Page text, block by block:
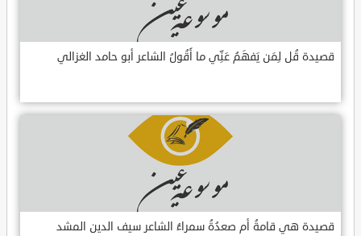
قصيدة قُل لِمَن يَفهَمُ عَنِّي ما أَقُولُ الشاعر أبو حامد الغزالي
قصيدة هي قامةُ أم صعدُةُ سمراءُ الشاعر سيف الدين المشد